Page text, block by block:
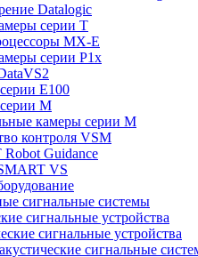
Datalogic
серии T
MX-E
серии P1x
E100
M
камеры серии M
контроля VSM
Guidance
VS
сигнальные системы
сигнальные устройства
сигнальные устройства
сигнальные